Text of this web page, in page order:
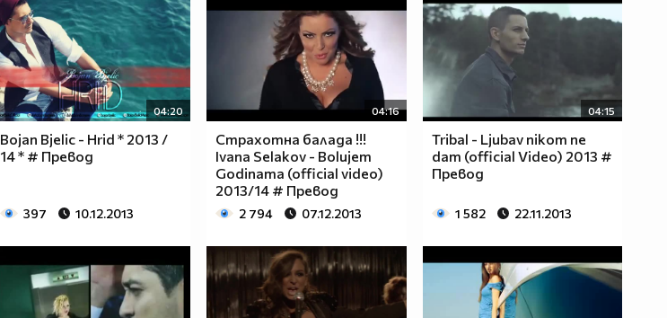
04:20
Bojan Bjelic - Hrid * 2013 /
14 * # Превод
397 10.12.2013
04:16
Страхотна балада !!!
Ivana Selakov - Bolujem
Godinama (official video)
2013/14 # Превод
2 794 07.12.2013
04:15
Tribal - Ljubav nikom ne
dam (official Video) 2013 #
Превод
1 582 22.11.2013